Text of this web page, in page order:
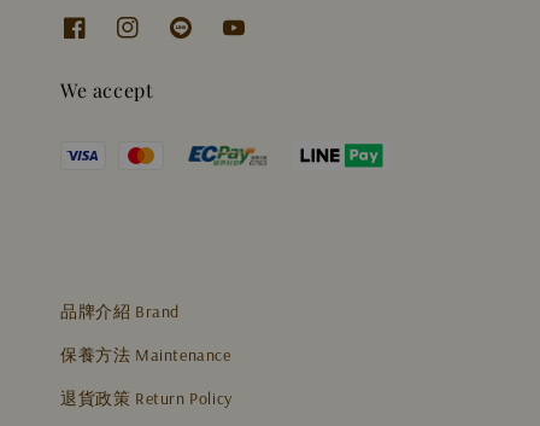
We accept
品牌介紹 Brand
保養方法 Maintenance
退貨政策 Return Policy